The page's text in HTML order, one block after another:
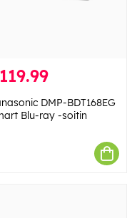
DMP-BDT168EG
Blu-ray -soitin